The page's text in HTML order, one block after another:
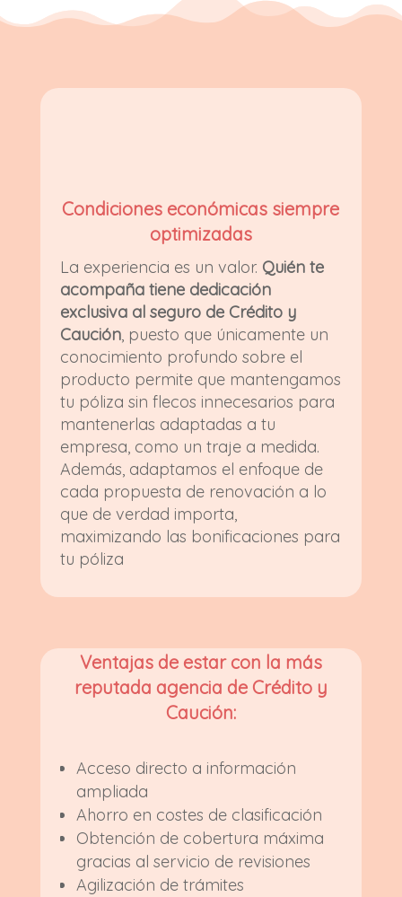
Condiciones económicas siempre
optimizadas
La experiencia es un valor. Quién te
acompaña tiene dedicación
exclusiva al seguro de Crédito y
Caución, puesto que únicamente un
conocimiento profundo sobre el
producto permite que mantengamos
tu póliza sin flecos innecesarios para
mantenerlas adaptadas a tu
empresa, como un traje a medida.
Además, adaptamos el enfoque de
cada propuesta de renovación a lo
que de verdad importa,
maximizando las bonificaciones para
tu póliza
Ventajas de estar con la más
reputada agencia de Crédito y
Caución:
Acceso directo a información
ampliada
Ahorro en costes de clasificación
Obtención de cobertura máxima
gracias al servicio de revisiones
Agilización de trámites